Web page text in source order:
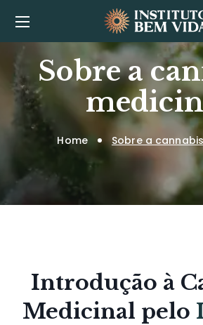
Sobre a
Home Sobre a
Introdução à
Medicinal pelo